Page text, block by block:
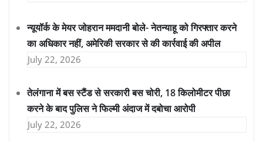
न्यूयॉर्क के मेयर जोहरान ममदानी बोले- नेतन्याहू को गिरफ्तार करने
का अधिकार नहीं, अमेरिकी सरकार से की कार्रवाई की अपील
July 22, 2026
तेलंगाना में बस स्टैंड से सरकारी बस चोरी, 18 किलोमीटर पीछा
करने के बाद पुलिस ने फिल्मी अंदाज में दबोचा आरोपी
July 22, 2026